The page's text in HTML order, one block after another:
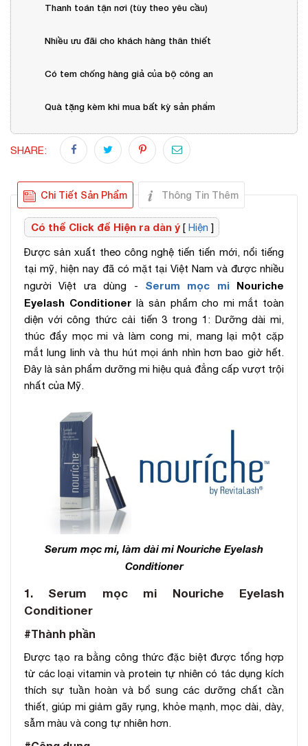
Thanh toán tận nơi (tùy theo yêu cầu)
Nhiều ưu đãi cho khách hàng thân thiết
Có tem chống hàng giả của bộ công an
Quà tặng kèm khi mua bất kỳ sản phẩm
SHARE:
Chi Tiết Sản Phẩm Thông Tin Thêm
Có thể Click để Hiện ra dàn ý [ Hiện ]
Được sản xuất theo công nghệ tiến tiến mới, nổi tiếng
tại mỹ, hiện nay đã có mặt tại Việt Nam và được nhiều
người Việt ưa dùng - Serum mọc miNouriche
Eyelash Conditioner là sản phẩm cho mi mắt toàn
diện với công thức cải tiến 3 trong 1: Dưỡng dài mi,
thúc đẩy mọc mi và làm cong mi, mang lại một cặp
mắt lung linh và thu hút mọi ánh nhìn hơn bao giờ hết.
Đây là sản phẩm dưỡng mi hiệu quả đẳng cấp vượt trội
nhất của Mỹ.
Serum mọc mi, làm dài mi Nouriche Eyelash
Conditioner
1. Serum mọc mi Nouriche Eyelash
Conditioner
#Thành phần
Được tạo ra bằng công thức đặc biệt được tổng hợp
từ các loại vitamin và protein tự nhiên có tác dụng kích
thích sự tuần hoàn và bổ sung các dưỡng chất cần
thiết, giúp mi giảm gãy rụng, khỏe mạnh, mọc dài, dày,
sẫm màu và cong tự nhiên hơn.